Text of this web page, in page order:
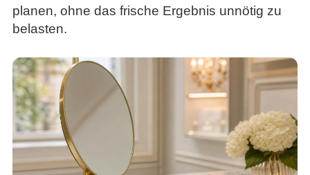
planen, ohne das frische Ergebnis unnötig zu
belasten.